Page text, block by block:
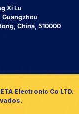
Xi Lu
Guangzhou
China, 510000
Electronic Co LTD.